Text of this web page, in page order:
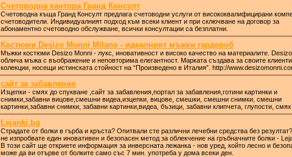
Счетоводна кантора Гранд Консулт
Счетоводна къща Гранд Консулт предлага счетоводни услуги от висококвалифицирани
счетоводители. Индивидуалният подход към всеки клиент и при сключване на договор за
абонаментно счетоводно обслужване, всички консултации са безплатни.
Костюми Desizo Monni Milano - идеалният мъжки гардероб
Мъжки костюми Desizo Monni - лукс, иновативност и високо качество на материалите.
облича мъжа с въображение и неповторима елегантност. Марката създава за своите клиенти
колекции, носещи истинската стойност на “Произведено в Италия”. httр://
сайт за забавления
Изцепки - смях до спукване ,сайт за забавления,портал за забавления,готини картинки и
снимки,забавни вицове,смешни видеа,изцепки, вицове, смешки, смешни снимки, смешни
картинки,забавни снимки, забавни картинки,видеа, бъзици, забавни клипчета, глупости, смях
Lejanki.bg
Страдате от болки в гърба и кръста? Опитвали сте различни лечебни средства без
не изпробвате един иновативен и безопасен метод за облекчение на гръбначните болки -
В този сайт ще откриете информация за инверсната лежанка - нов уред, който лесно и
може да ви отърве от болките само със 7 мин. употреба у дома всеки ден.